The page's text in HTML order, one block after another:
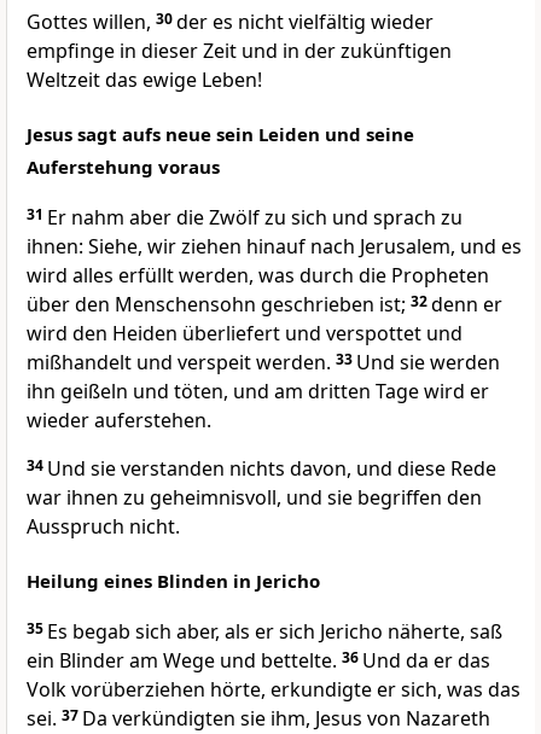
Gottes willen, 30der es nicht vielfältig wieder
empfinge in dieser Zeit und in der zukünftigen
Weltzeit das ewige Leben!
Jesus sagt aufs neue sein Leiden und seine
Auferstehung voraus
31 Er nahm aber die Zwölf zu sich und sprach zu
ihnen: Siehe, wir ziehen hinauf nach Jerusalem, und es
wird alles erfüllt werden, was durch die Propheten
über den Menschensohn geschrieben ist; 32denn er
wird den Heiden überliefert und verspottet und
mißhandelt und verspeit werden. 33 Und sie werden
ihn geißeln und töten, und am dritten Tage wird er
wieder auferstehen.
34 Und sie verstanden nichts davon, und diese Rede
war ihnen zu geheimnisvoll, und sie begriffen den
Ausspruch nicht.
Heilung eines Blinden in Jericho
35 Es begab sich aber, als er sich Jericho näherte, saß
ein Blinder am Wege und bettelte. 36 Und da er das
Volk vorüberziehen hörte, erkundigte er sich, was das
sei. 37 Da verkündigten sie ihm, Jesus von Nazareth